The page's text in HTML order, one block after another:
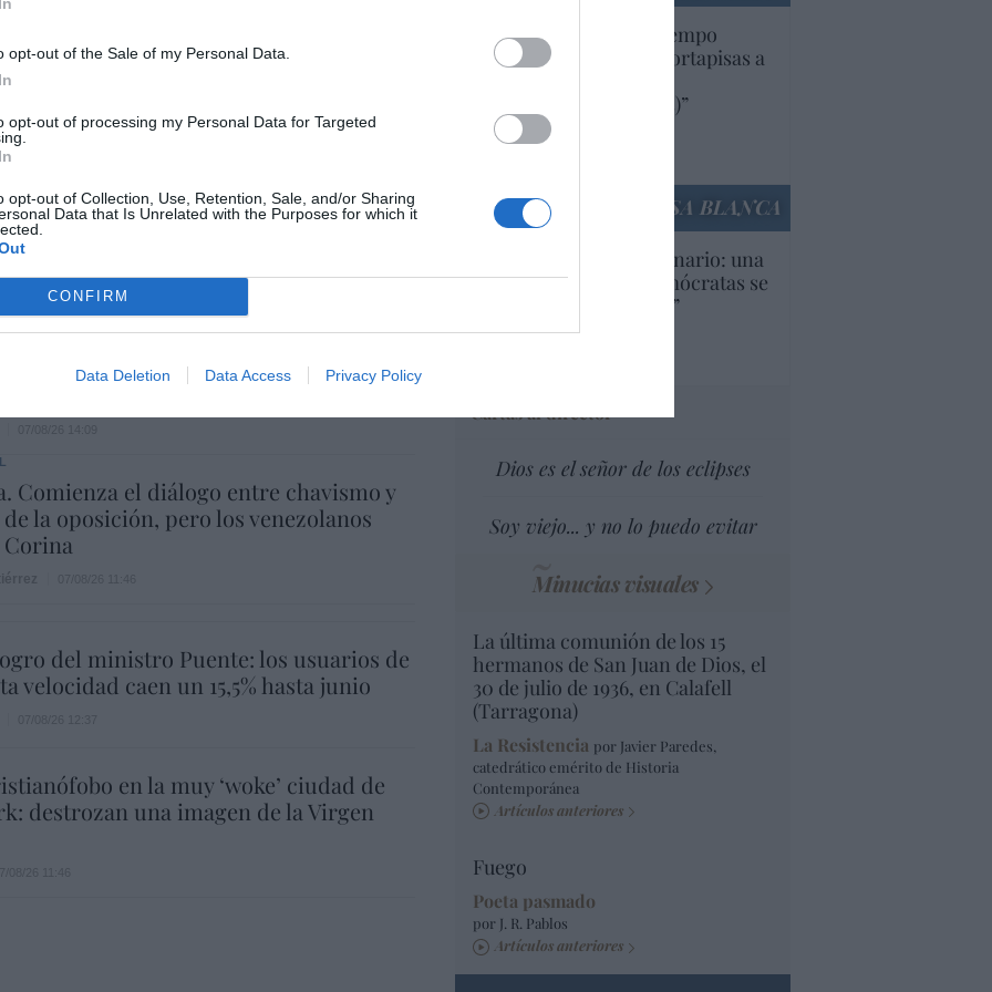
opt-out of the Sale of my Personal Data.
opt-out of processing my Personal Data for Targeted
opt-out of Collection, Use, Retention, Sale, and/or Sharing
Data that Is Unrelated with the Purposes for which it
CONFIRM
Data Deletion Data Access Privacy Policy
se hace con un proyecto IRIS-2 de
de euros
07/08/26 15:07
Discovery’ asume ya 600 millones en
su fusión con Paramount
británica easyJet pasará a manos del
posible: Apollo... pero no podrá hacerse
Comienza el diálogo entre chavismo y
la oposición, pero los venezolanos
del ministro Puente: los usuarios de
velocidad caen un 15,5% hasta junio
en la muy ‘woke’ ciudad de
destrozan una imagen de la Virgen
“Europa lleva mucho tiempo
poniendo aranceles y cortapisas a
americanas (y europeas)”
por Ana Sánchez Arjona
LA CASA BLANCA
EEUU. Inquietante escenario: una
tercera parte de los demócratas se
define como “socialista”
por Ignacio Aguirre
Cartas al director
Dios es el señor de los eclipses
Soy viejo... y no lo puedo evitar
Minucias visuales
La última comunión de los 15
hermanos de San Juan de Dios, el
30 de julio de 1936, en Calafell
(Tarragona)
La Resistencia por Javier Paredes,
catedrático emérito de Historia
Contemporánea
Artículos anteriores
Fuego
Poeta pasmado
por J. R. Pablos
Artículos anteriores